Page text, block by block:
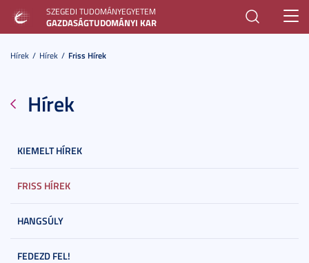
SZEGEDI TUDOMÁNYEGYETEM
GAZDASÁGTUDOMÁNYI KAR
Hírek Hírek Friss Hírek
Hírek
KIEMELT HÍREK
FRISS HÍREK
HANGSÚLY
FEDEZD FEL!